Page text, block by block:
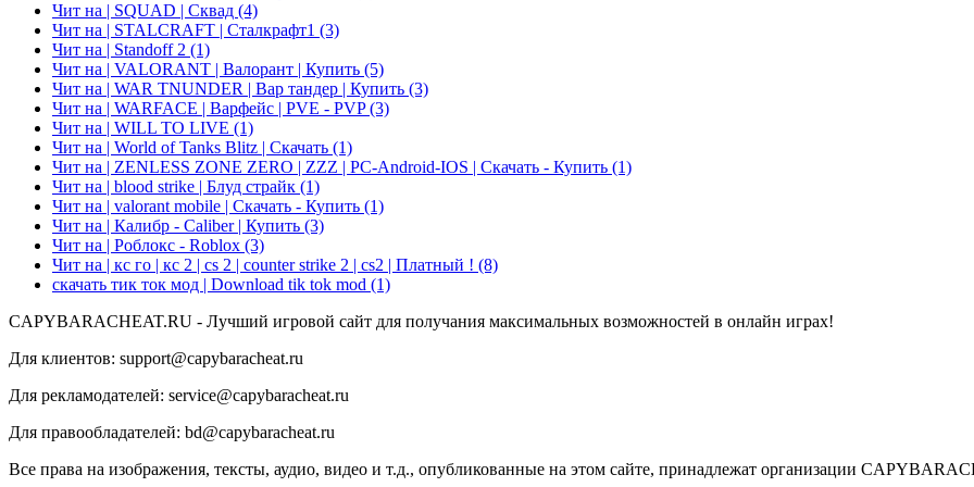
Чит на | SQUAD | Сквад (4)
Чит на | STALCRAFT | Сталкрафт1 (3)
Чит на | Standoff 2 (1)
Чит на | VALORANT | Валорант | Купить (5)
Чит на | WAR TNUNDER | Вар тандер | Купить (3)
Чит на | WARFACE | Варфейс | PVE - PVP(3)
Чит на | WILL TO LIVE (1)
Чит на | World of Tanks Blitz | Скачать (1)
Чит на | ZENLESS ZONE ZERO | ZZZ | PC-Android-IOS | Скачать - Купить (1)
Чит на | blood strike | Блуд страйк (1)
Чит на | valorant mobile | Скачать - Купить (1)
Чит на | Калибр - Caliber | Купить (3)
Чит на | Роблокс - Roblox (3)
Чит на | кс го | кс 2 | cs 2 | counter strike 2 | cs2 | Платный ! (8)
скачать тик ток мод | Download tik tok mod (1)
CAPYBARACHEAT.RU - Лучший игровой сайт для получания максимальных возможностей в онлайн играх!
Для клиентов: support@capybaracheat.ru
Для рекламодателей: service@capybaracheat.ru
Для правообладателей: bd@capybaracheat.ru
Все права на изображения, тексты, аудио, видео и т.д., опубликованные на этом сайте, принадлежат организации